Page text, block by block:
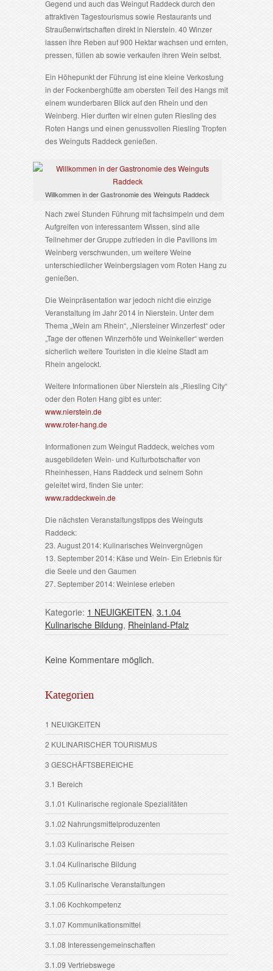
Gegend und auch das Weingut Raddeck durch den
attraktiven Tagestourismus sowie Restaurants und
Straußenwirtschaften direkt in Nierstein. 40 Winzer
lassen ihre Reben auf 900 Hektar wachsen und ernten,
pressen, füllen ab sowie verkaufen ihren Wein selbst.
Ein Höhepunkt der Führung ist eine kleine Verkostung
in der Fockenberghütte am obersten Teil des Hangs mit
einem wunderbaren Blick auf den Rhein und den
Weinberg. Hier durften wir einen guten Riesling des
Roten Hangs und einen genussvollen Riesling Tropfen
des Weinguts Raddeck genießen.
Willkommen in der Gastronomie des Weinguts Raddeck
Nach zwei Stunden Führung mit fachsimpeln und dem
Aufgreifen von interessantem Wissen, sind alle
Teilnehmer der Gruppe zufrieden in die Pavillons im
Weinberg verschwunden, um weitere Weine
unterschiedlicher Weinbergslagen vom Roten Hang zu
genießen.
Die Weinpräsentation war jedoch nicht die einzige
Veranstaltung im Jahr 2014 in Nierstein. Unter dem
Thema „Wein am Rhein“, „Niersteiner Winzerfest“ oder
„Tage der offenen Winzerhöfe und Weinkeller“ werden
sicherlich weitere Touristen in die kleine Stadt am
Rhein angelockt.
Weitere Informationen über Nierstein als „Riesling City“
oder den Roten Hang gibt es unter:
www.nierstein.de
www.roter-hang.de
Informationen zum Weingut Raddeck, welches vom
ausgebildeten Wein- und Kulturbotschafter von
Rheinhessen, Hans Raddeck und seinem Sohn
geleitet wird, finden Sie unter:
www.raddeckwein.de
Die nächsten Veranstaltungstipps des Weinguts
Raddeck:
23. August 2014: Kulinarisches Weinvergnügen
13. September 2014: Käse und Wein- Ein Erlebnis für
die Seele und den Gaumen
27. September 2014: Weinlese erleben
Kategorie: 1 NEUIGKEITEN, 3.1.04
Kulinarische Bildung, Rheinland-Pfalz
Keine Kommentare möglich.
Kategorien
1 NEUIGKEITEN
2 KULINARISCHER TOURISMUS
3 GESCHÄFTSBEREICHE
3.1 Bereich
3.1.01 Kulinarische regionale Spezialitäten
3.1.02 Nahrungsmittelproduzenten
3.1.03 Kulinarische Reisen
3.1.04 Kulinarische Bildung
3.1.05 Kulinarische Veranstaltungen
3.1.06 Kochkompetenz
3.1.07 Kommunikationsmittel
3.1.08 Interessengemeinschaften
3.1.09 Vertriebswege